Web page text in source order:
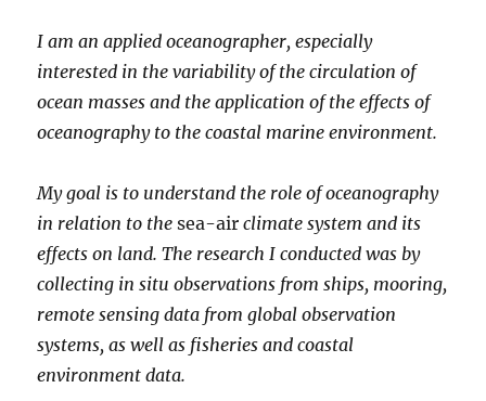
I am an applied oceanographer, especially
interested in the variability of the circulation of
ocean masses and the application of the effects of
oceanography to the coastal marine environment.
My goal is to understand the role of oceanography
in relation to the sea-air climate system and its
effects on land. The research I conducted was by
collecting in situ observations from ships, mooring,
remote sensing data from global observation
systems, as well as fisheries and coastal
environment data.